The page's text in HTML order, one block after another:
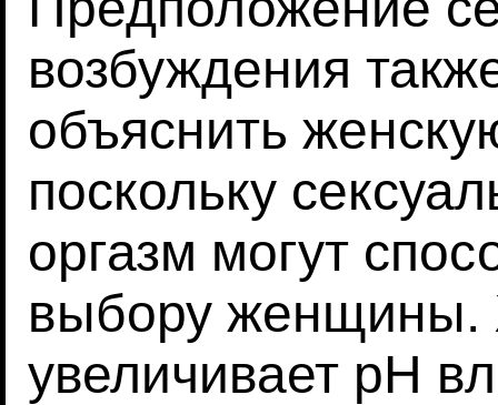
возбуждения
объяснить
поскольку
оргазм могут
выбору женщины.
увеличивает рН